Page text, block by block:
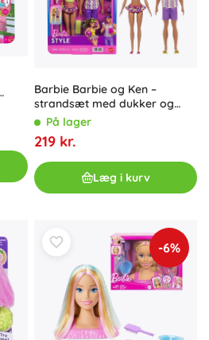
Barbie Barbie og Ken –
strandsæt med dukker og
tilbehør
På lager
219 kr.
Læg i kurv
-6%